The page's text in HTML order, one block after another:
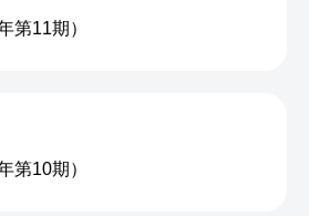
第11期）
第10期）